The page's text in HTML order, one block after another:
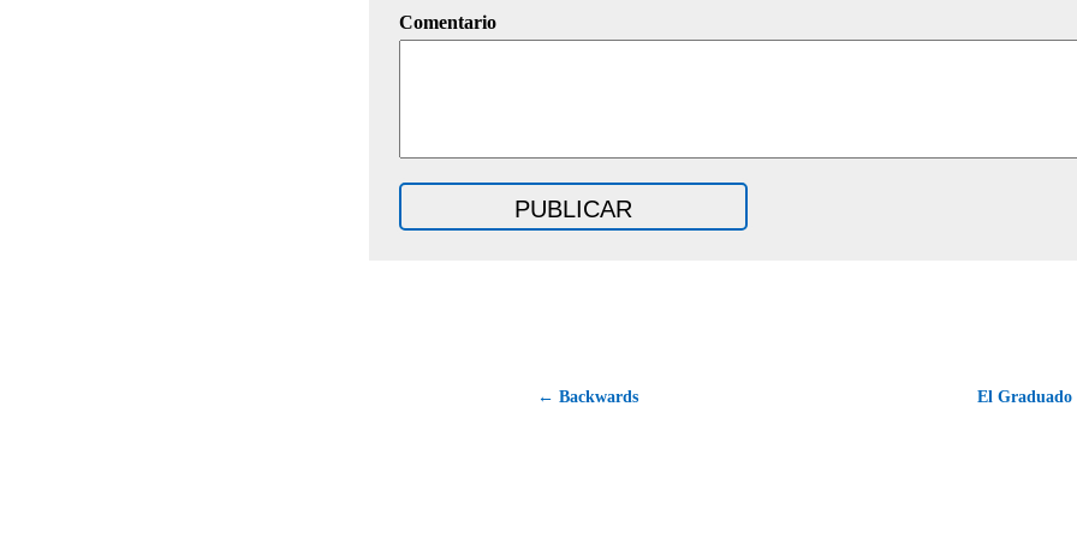
Comentario
← Backwards El